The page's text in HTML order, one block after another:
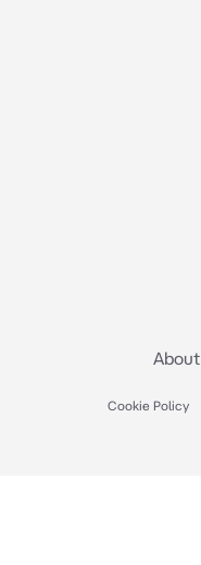
About
Cookie Policy